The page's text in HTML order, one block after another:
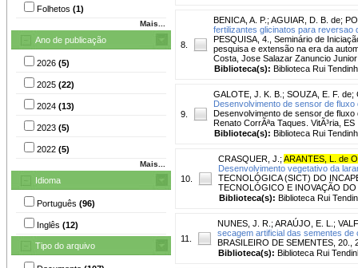
Folhetos (1)
Mais...
Ano de publicação
2026 (5)
2025 (22)
2024 (13)
2023 (5)
2022 (5)
Mais...
Idioma
Português (96)
Inglês (12)
Tipo do arquivo
8.
BENICA, A. P. ; AGUIAR, D. B. de;
fertilizantes glicinatos para reversao
PESQUISA, 4., Seminário de
pesquisa e extensão na era da
Costa, Jose Salazar Zanuncio
Biblioteca(s): Biblioteca Rui
9.
GALOTE, J. K. B. ; SOUZA, E. F. de;
Desenvolvimento de sensor de
Desenvolvimento de sensor de
Renato CorrÃªa Taques. VitÃ³ria,
Biblioteca(s): Biblioteca Rui
10.
CRASQUER, J. ; ARANTES, L. de O
Desenvolvimento vegetativo da
TECNOLÓGICA (SICT) DO
TECNOLÓGICO E INOVAÇÃO
Biblioteca(s): Biblioteca Rui
11.
NUNES, J. R. ; ARAÚJO, E. L. ;
secagem artificial das sementes de
BRASILEIRO DE SEMENTES, 20.,
Biblioteca(s): Biblioteca Rui